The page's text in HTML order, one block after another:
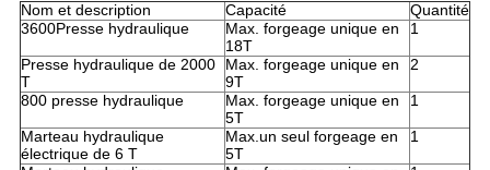
Nom et description
Capacité
Quantité
3600Presse hydraulique
Max. forgeage unique en
18T
1
Presse hydraulique de 2000
T
Max. forgeage unique en
9T
2
800 presse hydraulique
Max. forgeage unique en
5T
1
Marteau hydraulique
électrique de 6 T
Max.un seul forgeage en
5T
1